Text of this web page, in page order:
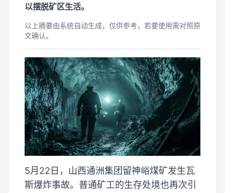
以摆脱矿区生活。
以上摘要由系统自动生成，仅供参考，若要使用需对照原
文确认。
5月22日，山西通洲集团留神峪煤矿发生瓦
斯爆炸事故。普通矿工的生存处境也再次引